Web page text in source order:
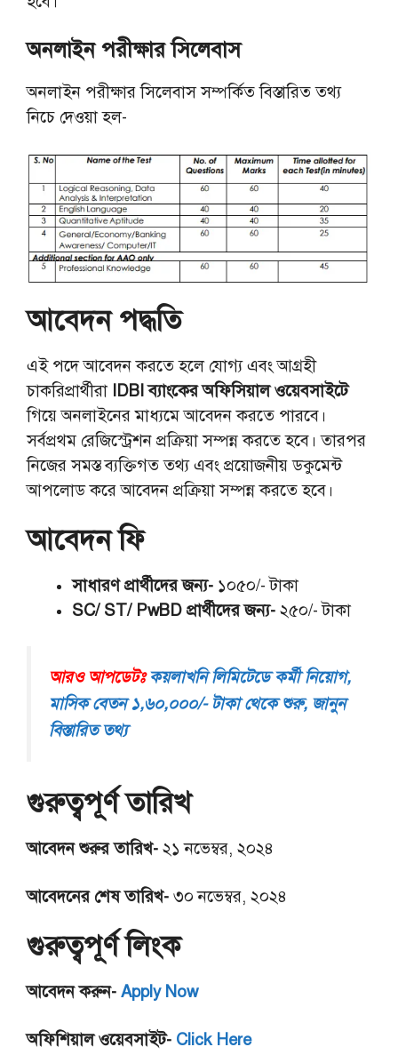
অনলাইন পরীক্ষার সিলেবাস
অনলাইন পরীক্ষার সিলেবাস সম্পর্কিত বিস্তারিত তথ্য
নিচে দেওয়া হল-
আবেদন পদ্ধতি
এই পদে আবেদন করতে হলে যোগ্য এবং আগ্রহী
চাকরিপ্রার্থীরা IDBI ব্যাংকের অফিসিয়াল ওয়েবসাইটে
গিয়ে অনলাইনের মাধ্যমে আবেদন করতে পারবে।
সর্বপ্রথম রেজিস্ট্রেশন প্রক্রিয়া সম্পন্ন করতে হবে। তারপর
নিজের সমস্ত ব্যক্তিগত তথ্য এবং প্রয়োজনীয় ডকুমেন্ট
আপলোড করে আবেদন প্রক্রিয়া সম্পন্ন করতে হবে।
আবেদন ফি
সাধারণ প্রার্থীদের জন্য- ১০৫০/- টাকা
SC/ ST/ PwBD প্রার্থীদের জন্য- ২৫০/- টাকা
আরও আপডেটঃকয়লাখনি লিমিটেডে কর্মী নিয়োগ,
মাসিক বেতন ১,৬০,০০০/- টাকা থেকে শুরু, জানুন
বিস্তারিত তথ্য
গুরুত্বপূর্ণ তারিখ
আবেদন শুরুর তারিখ- ২১ নভেম্বর, ২০২৪
আবেদনের শেষ তারিখ- ৩০ নভেম্বর, ২০২৪
গুরুত্বপূর্ণ লিংক
আবেদন করুন- Apply Now
অফিশিয়াল ওয়েবসাইট- Click Here